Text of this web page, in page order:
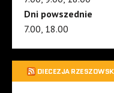
Dni powszednie
7.00, 18.00
DIECEZJA